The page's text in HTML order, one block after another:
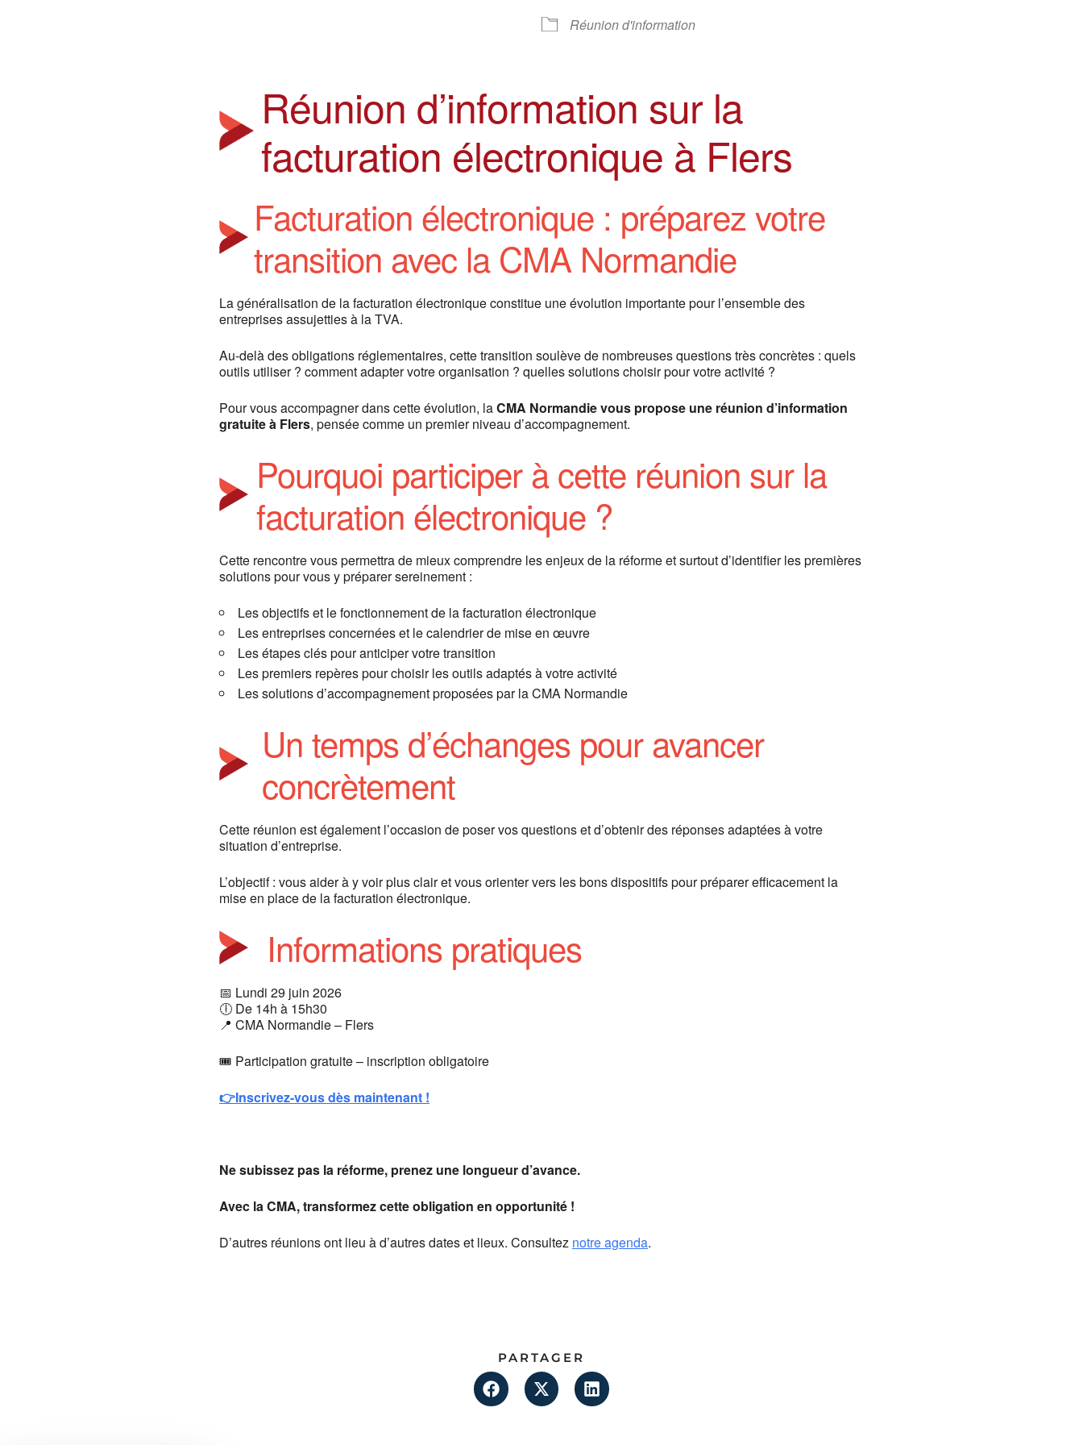
Réunion d'information
Réunion d’information sur la
facturation électronique à Flers
Facturation électronique : préparez votre
transition avec la CMA Normandie
La généralisation de la facturation électronique constitue une évolution importante pour l’ensemble des
entreprises assujetties à la TVA.
Au-delà des obligations réglementaires, cette transition soulève de nombreuses questions très concrètes : quels
outils utiliser ? comment adapter votre organisation ? quelles solutions choisir pour votre activité ?
Pour vous accompagner dans cette évolution, laCMA Normandie vous propose une réunion d’information
gratuite à Flers, pensée comme un premier niveau d’accompagnement.
Pourquoi participer à cette réunion sur la
facturation électronique ?
Cette rencontre vous permettra de mieux comprendre les enjeux de la réforme et surtout d’identifier les premières
solutions pour vous y préparer sereinement :
Les objectifs et le fonctionnement de la facturation électronique
Les entreprises concernées et le calendrier de mise en œuvre
Les étapes clés pour anticiper votre transition
Les premiers repères pour choisir les outils adaptés à votre activité
Les solutions d’accompagnement proposées par la CMA Normandie
Un temps d’échanges pour avancer
concrètement
Cette réunion est également l’occasion de poser vos questions et d’obtenir des réponses adaptées à votre
situation d’entreprise.
L’objectif : vous aider à y voir plus clair et vous orienter vers les bons dispositifs pour préparer efficacement la
mise en place de la facturation électronique.
Informations pratiques
📅 Lundi 29 juin 2026
🕕 De 14h à 15h30
📍 CMA Normandie – Flers
🎟 Participation gratuite – inscription obligatoire
👉Inscrivez-vous dès maintenant !
Ne subissez pas la réforme, prenez une longueur d’avance.
Avec la CMA, transformez cette obligation en opportunité !
D’autres réunions ont lieu à d’autres dates et lieux. Consultez notre agenda.
PARTAGER